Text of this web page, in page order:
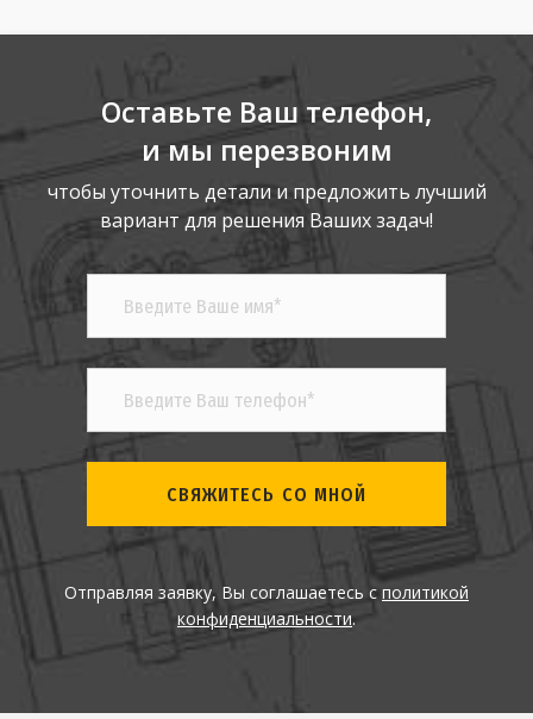
Оставьте Ваш телефон,
и мы перезвоним
чтобы уточнить детали и предложить лучший
вариант для решения Ваших задач!
СВЯЖИТЕСЬ СО МНОЙ
Отправляя заявку, Вы соглашаетесь сполитикой
конфиденциальности.